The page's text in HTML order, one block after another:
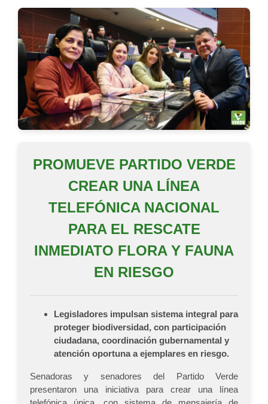
PROMUEVE PARTIDO VERDE
CREAR UNA LÍNEA
TELEFÓNICA NACIONAL
PARA EL RESCATE
INMEDIATO FLORA Y FAUNA
EN RIESGO
Legisladores impulsan sistema integral para
proteger biodiversidad, con participación
ciudadana, coordinación gubernamental y
atención oportuna a ejemplares en riesgo.
Senadoras y senadores del Partido Verde
presentaron una iniciativa para crear una línea